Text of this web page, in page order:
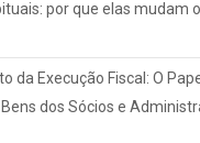
por que elas mudam
da Execução Fiscal: O
dos Sócios e